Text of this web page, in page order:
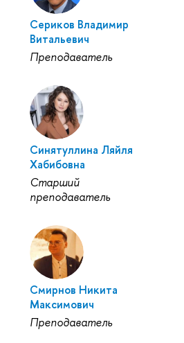
Сериков Владимир
Витальевич
Преподаватель
Синятуллина Ляйля
Хабибовна
Старший
преподаватель
Смирнов Никита
Максимович
Преподаватель